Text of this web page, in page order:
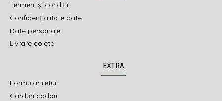
Termeni și condiții
Confidențialitate date
Date personale
Livrare colete
EXTRA
Formular retur
Carduri cadou